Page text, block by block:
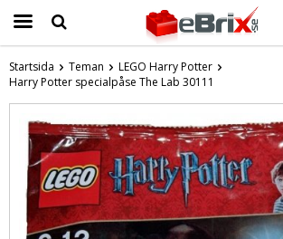
Produkten har blivit tillagd i
Startsida Teman
LEGO Harry Potter
Harry Potter specialpåse The Lab 30111